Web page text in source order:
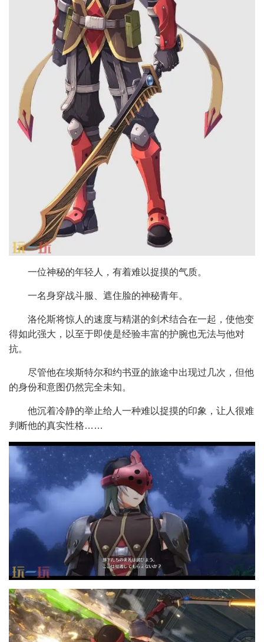
一位神秘的年轻人，有着难以捉摸的气质。
一名身穿战斗服、遮住脸的神秘青年。
洛伦斯将惊人的速度与精湛的剑术结合在一起，使他变
得如此强大，以至于即使是经验丰富的护腕也无法与他对
抗。
尽管他在埃斯特尔和约书亚的旅途中出现过几次，但他
的身份和意图仍然完全未知。
他沉着冷静的举止给人一种难以捉摸的印象，让人很难
判断他的真实性格……